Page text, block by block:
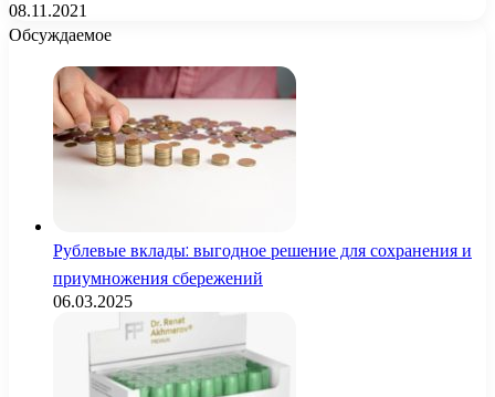
08.11.2021
Обсуждаемое
Рублевые вклады: выгодное решение для сохранения и
приумножения сбережений
06.03.2025